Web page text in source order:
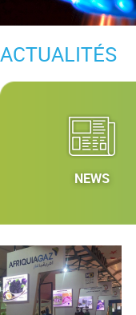
ACTUALITÉS
NEWS